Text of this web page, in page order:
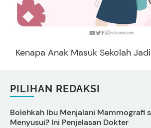
Kenapa Anak Masuk Sekolah
PILIHAN REDAKSI
Bolehkah Ibu Menjalani Mammografi
Menyusui? Ini Penjelasan Dokter